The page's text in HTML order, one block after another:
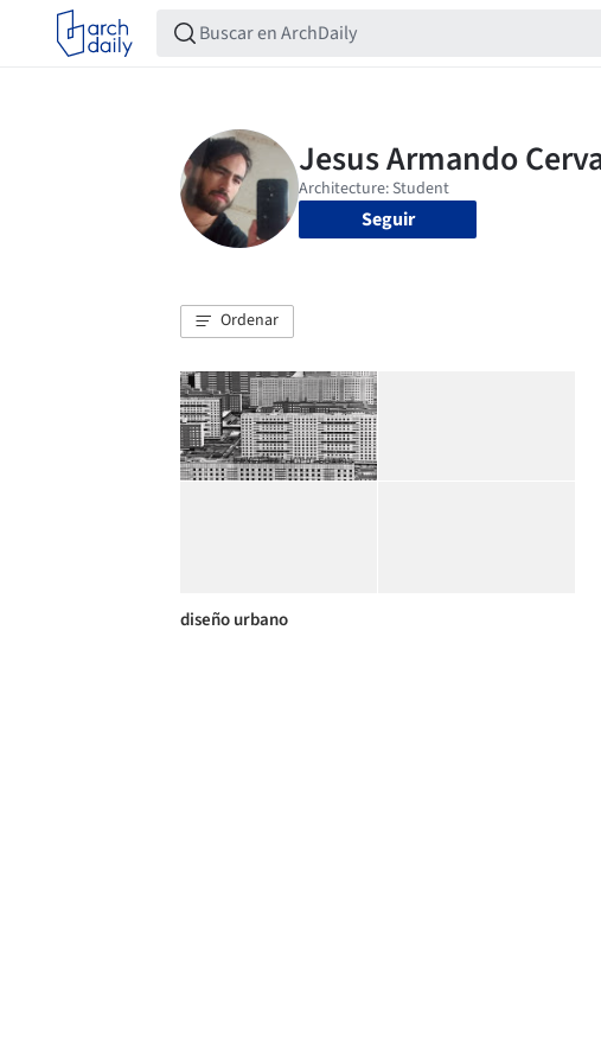
Seguir
Ordenar
diseño urbano